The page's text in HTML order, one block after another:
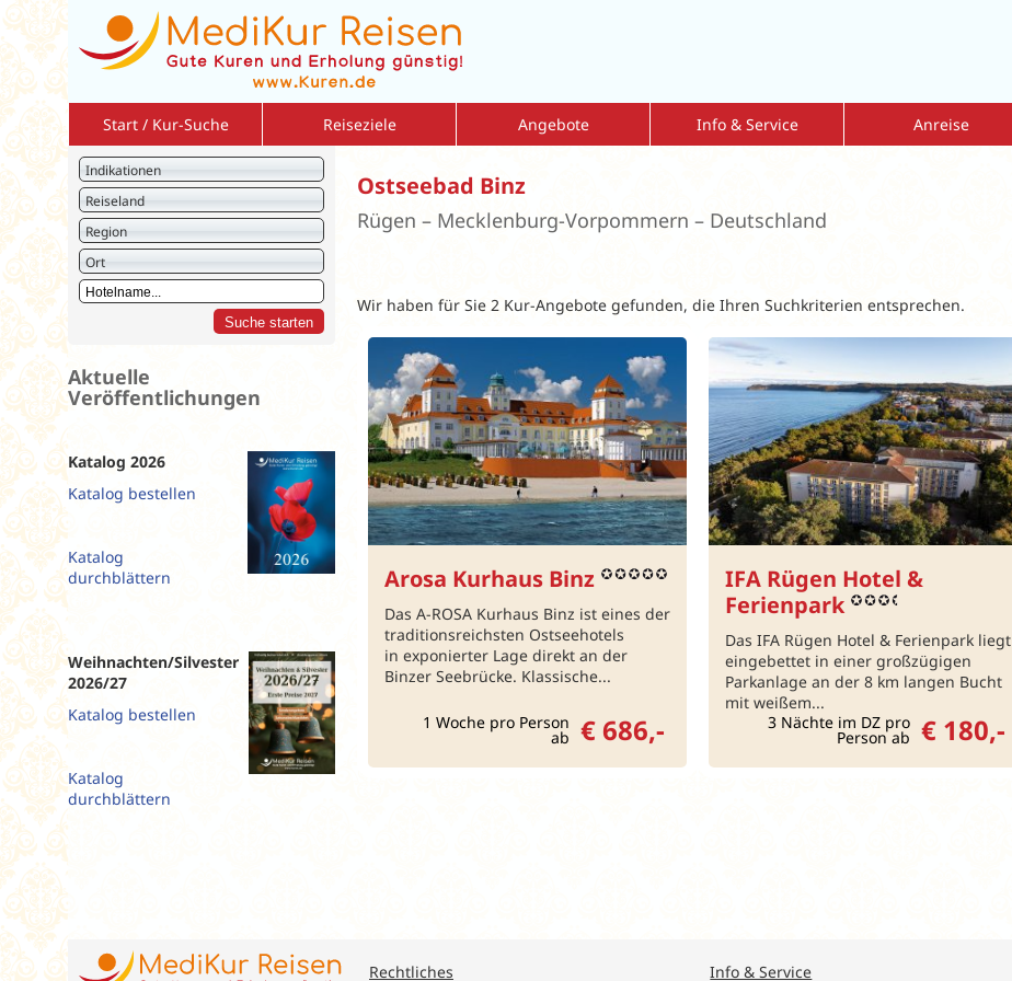
Start / Kur-Suche
Reiseziele
Bulgarien
Deutschland
Israel
Italien
Jordanien
Kreuzfahrten
Kroatien
Rumänien
Slowakei
Slowenien
Spanien
Tschechien
Angebote
Sonderangebote
Ambulante Vorsorgekur
Volksurlaub
Kuren nach Indikationen
Stärkung der Atemwege
Info & Service
Reisen mit Hund
Geschenkgutscheine
Newsletter
Aktuelle Informationen
Leitfaden Onlinebuchung
MediKur vor Ort
MediKur-App
Anreise
Indikationen
Reiseland
Region
Ort
Aktuelle
Veröffentlichungen
Katalog 2026
Katalog bestellen
Katalog
durchblättern
Weihnachten/Silvester
2026/27
Katalog bestellen
Katalog
durchblättern
Ostseebad Binz
Rügen – Mecklenburg-Vorpommern – Deutschland
Wir haben für Sie 2 Kur-Angebote gefunden, die Ihren Suchkriterien entsprechen.
Arosa Kurhaus Binz
Das A-ROSA Kurhaus Binz ist eines der
traditionsreichsten Ostseehotels
in exponierter Lage direkt an der
Binzer Seebrücke. Klassische...
1 Woche pro Person
ab € 686,-
IFA Rügen Hotel &
Ferienpark
Das IFA Rügen Hotel & Ferienpark liegt
eingebettet in einer großzügigen
Parkanlage an der 8 km langen Bucht
mit weißem...
3 Nächte im DZ pro
Person ab € 180,-
Rechtliches Info & Service